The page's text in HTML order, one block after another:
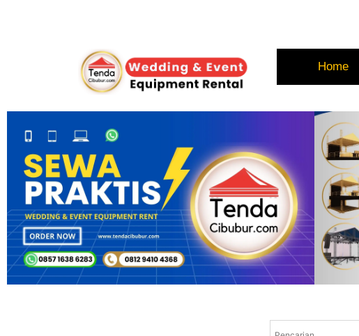
Home